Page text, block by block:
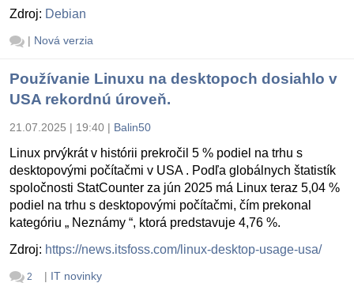
Zdroj: Debian
| Nová verzia
Používanie Linuxu na desktopoch dosiahlo v
USA rekordnú úroveň.
21.07.2025 | 19:40 | Balin50
Linux prvýkrát v histórii prekročil 5 % podiel na trhu s
desktopovými počítačmi v USA . Podľa globálnych štatistík
spoločnosti StatCounter za jún 2025 má Linux teraz 5,04 %
podiel na trhu s desktopovými počítačmi, čím prekonal
kategóriu „ Neznámy “, ktorá predstavuje 4,76 %.
Zdroj: https://news.itsfoss.com/linux-desktop-usage-usa/
2 | IT novinky